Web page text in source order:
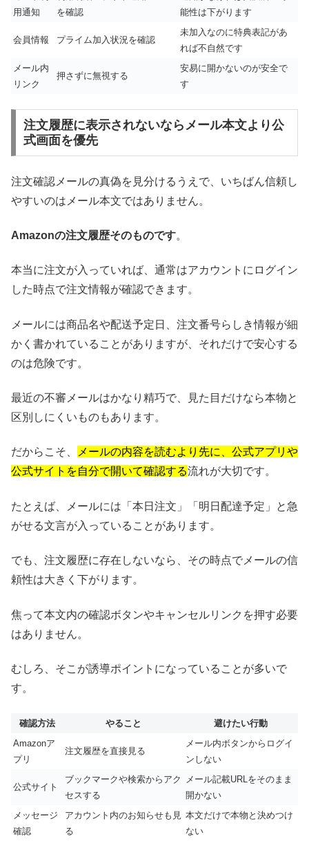
用通知
を確認
能性は下がります
会員情報 プライム加入状況を確認
未加入なのに特典表記があ
れば不自然です
メール内
リンク
押さずに無視する
安易に開かないのが安全で
す
注文履歴に表示されないならメール本文より公
式画面を優先
注文確認メールの真偽を見分けるうえで、いちばん信頼し
やすいのはメール本文ではありません。
Amazonの注文履歴そのものです。
本当に注文が入っていれば、通常はアカウントにログイン
した時点で注文情報が確認できます。
メールには商品名や配送予定日、注文番号らしき情報が細
かく書かれていることがありますが、それだけで安心する
のは危険です。
最近の不審メールはかなり精巧で、見た目だけなら本物と
区別しにくいものもあります。
だからこそ、
メールの内容を読むより先に、公式アプリや
公式サイトを自分で開いて確認する流れが大切です。
たとえば、メールには「本日注文」「明日配達予定」と急
がせる文言が入っていることがあります。
でも、注文履歴に存在しないなら、その時点でメールの信
頼性は大きく下がります。
焦って本文内の確認ボタンやキャンセルリンクを押す必要
はありません。
むしろ、そこが誘導ポイントになっていることが多いで
す。
確認方法 やること
避けたい行動
Amazonア
プリ
注文履歴を直接見る
メール内ボタンからログイ
ンしない
公式サイト
ブックマークや検索からアク
セスする
メール記載URLをそのまま
開かない
メッセージ
確認
アカウント内のお知らせも見
る
本文だけで本物と決めつけ
ない